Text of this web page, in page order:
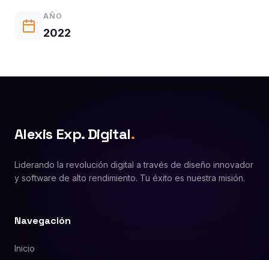
AÑO
2022
Alexis Exp. Digital.
Liderando la revolución digital a través de diseño innovador
y software de alto rendimiento. Tu éxito es nuestra misión.
Navegación
Inicio